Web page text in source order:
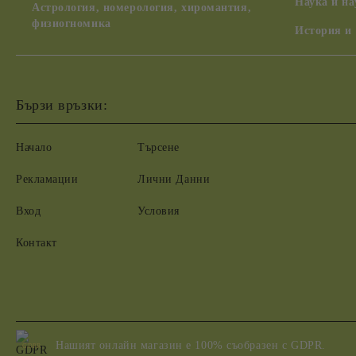
Астрология, номерология, хиромантия,
физиогномика
История и
Бързи връзки:
Начало
Рекламации
Вход
Контакт
Търсене
Лични Данни
Условия
GDPR Нашият онлайн магазин е 100% съобразен с GDPR.